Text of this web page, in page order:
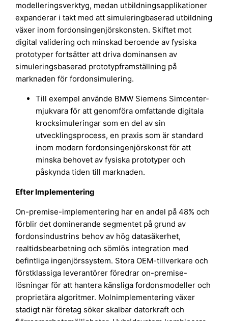
modelleringsverktyg, medan utbildningsapplikationer
expanderar i takt med att simuleringbaserad utbildning
växer inom fordonsingenjörskonsten. Skiftet mot
digital validering och minskad beroende av fysiska
prototyper fortsätter att driva dominansen av
simuleringsbaserad prototypframställning på
marknaden för fordonsimulering.
Till exempel använde BMW Siemens Simcenter-
mjukvara för att genomföra omfattande digitala
krocksimuleringar som en del av sin
utvecklingsprocess, en praxis som är standard
inom modern fordonsingenjörskonst för att
minska behovet av fysiska prototyper och
påskynda tiden till marknaden.
Efter Implementering
On-premise-implementering har en andel på 48% och
förblir det dominerande segmentet på grund av
fordonsindustrins behov av hög datasäkerhet,
realtidsbearbetning och sömlös integration med
befintliga ingenjörssystem. Stora OEM-tillverkare och
förstklassiga leverantörer föredrar on-premise-
lösningar för att hantera känsliga fordonsmodeller och
proprietära algoritmer. Molnimplementering växer
stadigt när företag söker skalbar datorkraft och